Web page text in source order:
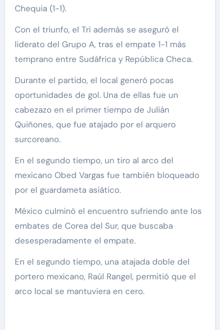
Chequia (1-1).
Con el triunfo, el Tri además se aseguró el
liderato del Grupo A, tras el empate 1-1 más
temprano entre Sudáfrica y República Checa.
Durante el partido, el local generó pocas
oportunidades de gol. Una de ellas fue un
cabezazo en el primer tiempo de Julián
Quiñones, que fue atajado por el arquero
surcoreano.
En el segundo tiempo, un tiro al arco del
mexicano Obed Vargas fue también bloqueado
por el guardameta asiático.
México culminó el encuentro sufriendo ante los
embates de Corea del Sur, que buscaba
desesperadamente el empate.
En el segundo tiempo, una atajada doble del
portero mexicano, Raúl Rangel, permitió que el
arco local se mantuviera en cero.